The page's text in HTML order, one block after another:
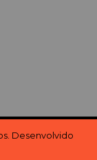
Desenvolvido